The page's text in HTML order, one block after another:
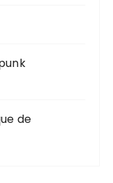
de